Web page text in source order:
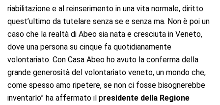
riabilitazione e al reinserimento in una vita normale, diritto
quest’ultimo da tutelare senza se e senza ma. Non è poi un
caso che la realtà di Abeo sia nata e cresciuta in Veneto,
dove una persona su cinque fa quotidianamente
volontariato. Con Casa Abeo ho avuto la conferma della
grande generosità del volontariato veneto, un mondo che,
come spesso amo ripetere, se non ci fosse bisognerebbe
inventarlo” ha affermato il presidente della Regione